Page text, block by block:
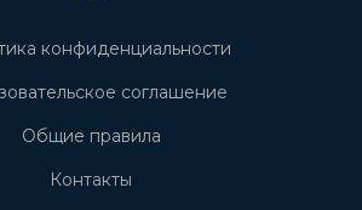
конфиденциальности
соглашение
Общие правила
Контакты